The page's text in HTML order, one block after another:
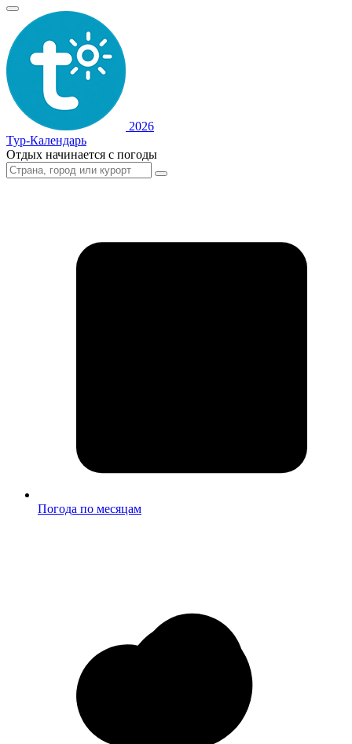
2026
Тур-Календарь
Отдых начинается с погоды
Погода по месяцам